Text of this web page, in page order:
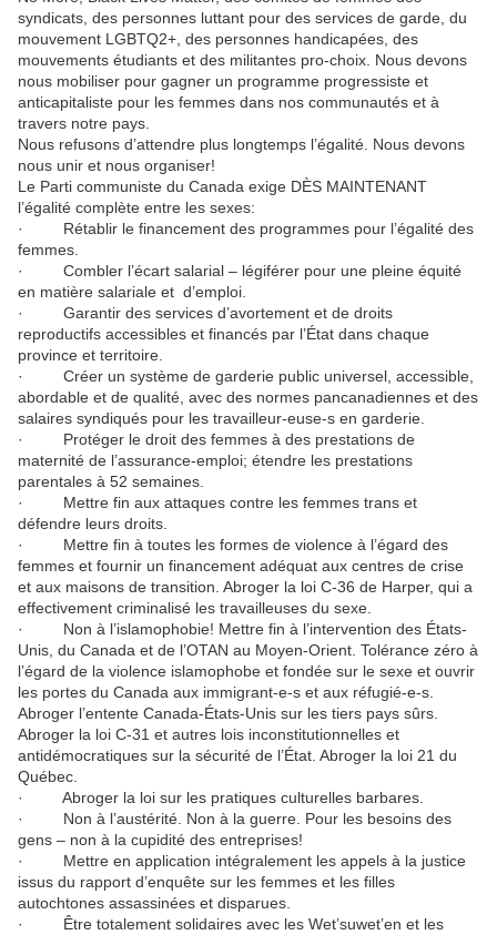
syndicats, des personnes luttant pour des services de garde, du
mouvement LGBTQ2+, des personnes handicapées, des
mouvements étudiants et des militantes pro-choix. Nous devons
nous mobiliser pour gagner un programme progressiste et
anticapitaliste pour les femmes dans nos communautés et à
travers notre pays.
Nous refusons d’attendre plus longtemps l’égalité. Nous devons
nous unir et nous organiser!
Le Parti communiste du Canada exige DÈS MAINTENANT
l’égalité complète entre les sexes:
· Rétablir le financement des programmes pour l’égalité des
femmes.
· Combler l’écart salarial – légiférer pour une pleine équité
en matière salariale et d’emploi.
· Garantir des services d’avortement et de droits
reproductifs accessibles et financés par l’État dans chaque
province et territoire.
· Créer un système de garderie public universel, accessible,
abordable et de qualité, avec des normes pancanadiennes et des
salaires syndiqués pour les travailleur-euse-s en garderie.
· Protéger le droit des femmes à des prestations de
maternité de l’assurance-emploi; étendre les prestations
parentales à 52 semaines.
· Mettre fin aux attaques contre les femmes trans et
défendre leurs droits.
· Mettre fin à toutes les formes de violence à l’égard des
femmes et fournir un financement adéquat aux centres de crise
et aux maisons de transition. Abroger la loi C-36 de Harper, qui a
effectivement criminalisé les travailleuses du sexe.
· Non à l’islamophobie! Mettre fin à l’intervention des États-
Unis, du Canada et de l’OTAN au Moyen-Orient. Tolérance zéro à
l’égard de la violence islamophobe et fondée sur le sexe et ouvrir
les portes du Canada aux immigrant-e-s et aux réfugié-e-s.
Abroger l’entente Canada-États-Unis sur les tiers pays sûrs.
Abroger la loi C-31 et autres lois inconstitutionnelles et
antidémocratiques sur la sécurité de l’État. Abroger la loi 21 du
Québec.
· Abroger la loi sur les pratiques culturelles barbares.
· Non à l’austérité. Non à la guerre. Pour les besoins des
gens – non à la cupidité des entreprises!
· Mettre en application intégralement les appels à la justice
issus du rapport d’enquête sur les femmes et les filles
autochtones assassinées et disparues.
· Être totalement solidaires avec les Wet’suwet’en et les